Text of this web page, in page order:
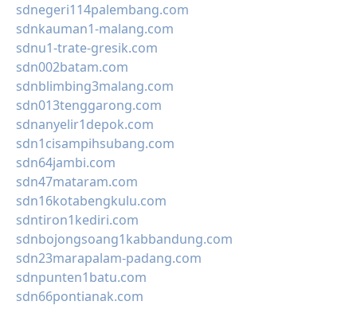
sdnegeri114palembang.com
sdnkauman1-malang.com
sdnu1-trate-gresik.com
sdn002batam.com
sdnblimbing3malang.com
sdn013tenggarong.com
sdnanyelir1depok.com
sdn1cisampihsubang.com
sdn64jambi.com
sdn47mataram.com
sdn16kotabengkulu.com
sdntiron1kediri.com
sdnbojongsoang1kabbandung.com
sdn23marapalam-padang.com
sdnpunten1batu.com
sdn66pontianak.com